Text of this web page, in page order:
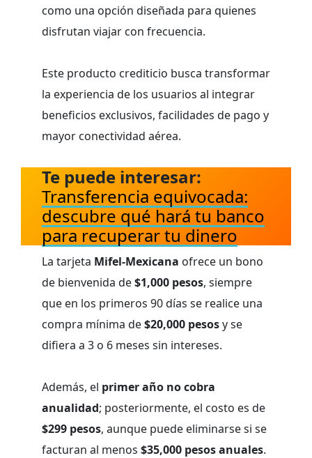
como una opción diseñada para quienes
disfrutan viajar con frecuencia.
Este producto crediticio busca transformar
la experiencia de los usuarios al integrar
beneficios exclusivos, facilidades de pago y
mayor conectividad aérea.
Te puede interesar:
Transferencia equivocada:
descubre qué hará tu banco
para recuperar tu dinero
La tarjeta Mifel-Mexicana ofrece un bono
de bienvenida de$1,000 pesos, siempre
que en los primeros 90 días se realice una
compra mínima de$20,000 pesosy se
difiera a 3 o 6 meses sin intereses.
Además, el primer año no cobra
anualidad; posteriormente, el costo es de
$299 pesos, aunque puede eliminarse si se
facturan al menos $35,000 pesos anuales.